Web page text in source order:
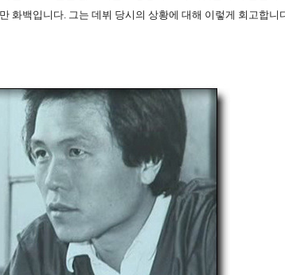
화백입니다. 그는 데뷔 당시의 상황에 대해 이렇게 회고합니